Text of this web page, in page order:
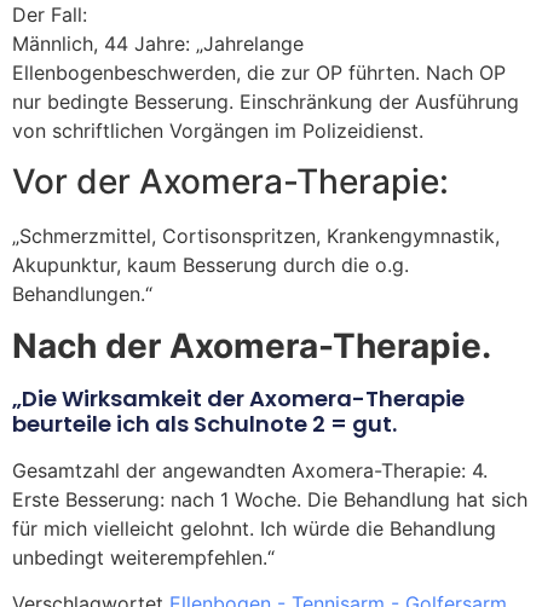
Der Fall:
Männlich, 44 Jahre: „Jahrelange
Ellenbogenbeschwerden, die zur OP führten. Nach OP
nur bedingte Besserung. Einschränkung der Ausführung
von schriftlichen Vorgängen im Polizeidienst.
Vor der Axomera-Therapie:
„Schmerzmittel, Cortisonspritzen, Krankengymnastik,
Akupunktur, kaum Besserung durch die o.g.
Behandlungen.“
Nach der Axomera-Therapie.
„Die Wirksamkeit der Axomera-Therapie
beurteile ich als Schulnote 2 = gut.
Gesamtzahl der angewandten Axomera-Therapie: 4.
Erste Besserung: nach 1 Woche. Die Behandlung hat sich
für mich vielleicht gelohnt. Ich würde die Behandlung
unbedingt weiterempfehlen.“